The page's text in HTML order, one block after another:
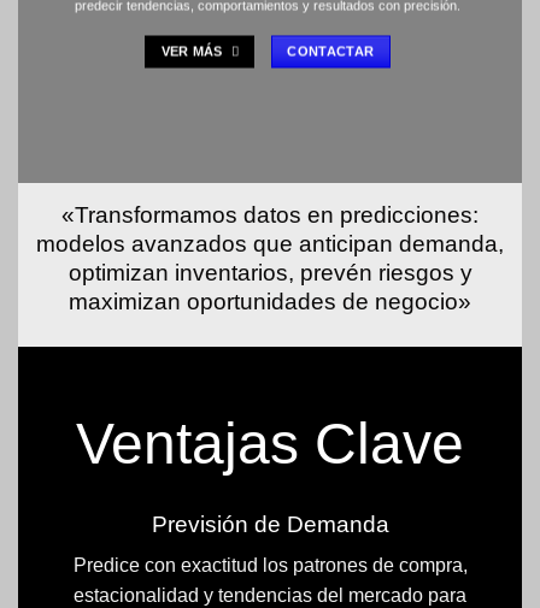
predecir tendencias, comportamientos y resultados con precisión.
VER MÁS CONTACTAR
«Transformamos datos en predicciones:
modelos avanzados que anticipan demanda,
optimizan inventarios, prevén riesgos y
maximizan oportunidades de negocio»
Ventajas Clave
Previsión de Demanda
Predice con exactitud los patrones de compra,
estacionalidad y tendencias del mercado para